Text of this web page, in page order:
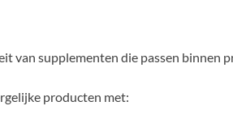
van supplementen die passen binnen
producten met: